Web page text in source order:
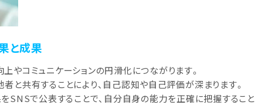
と成果
やコミュニケーションの円滑化につながります。
と共有することにより、自己認知や自己評価が深まります。
SNSで公表することで、自分自身の能力を正確に把握すること